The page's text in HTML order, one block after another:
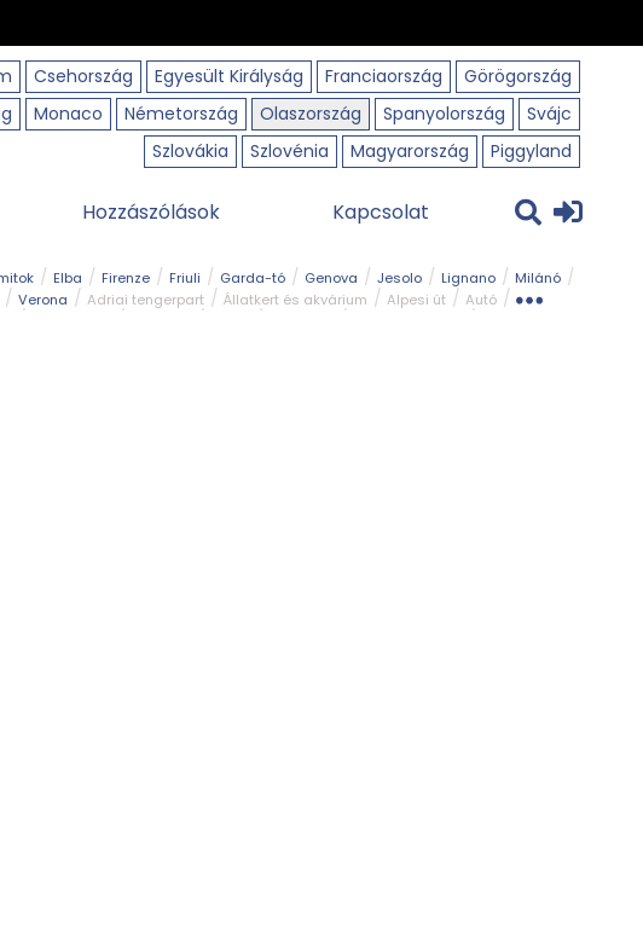
Csehország Egyesült Királyság Franciaország
Görögország
Monaco Németország Olaszország Spanyolország
Svájc
Szlovákia
Szlovénia Magyarország Piggyland
Hozzászólások Kapcsolat
Elba Firenze Friuli Garda-tó Genova Jesolo Lignano
Milánó
Verona Adriai tengerpart Állatkert és akvárium Alpesi út
Autó